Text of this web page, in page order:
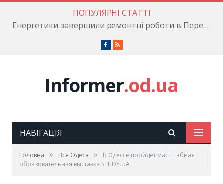
ПОПУЛЯРНІ СТАТТІ
Енергетики завершили ремонтні роботи в Пересипському районі
Facebook
RSS
Informer.od.ua
НАВІГАЦІЯ
Головна » Вся Одеса »
В Одессе пройдет масштабная
образовательная выставка STUDY.UA